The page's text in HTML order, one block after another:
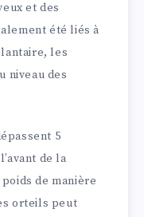
et des
été liés à
les
niveau des
5
de la
de manière
orteils peut